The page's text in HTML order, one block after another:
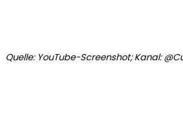
Quelle: YouTube-Screenshot; Kanal: